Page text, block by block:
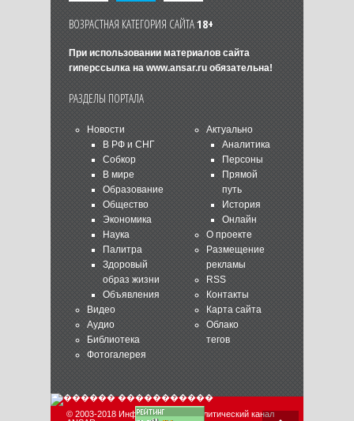
ВОЗРАСТНАЯ КАТЕГОРИЯ САЙТА18+
При использовании материалов сайта
гиперссылка на www.ansar.ruобязательна!
РАЗДЕЛЫ ПОРТАЛА
Новости
В РФ и СНГ
Собкор
В мире
Образование
Общество
Экономика
Наука
Палитра
Здоровый
образ жизни
Объявления
Видео
Аудио
Библиотека
Фотогалерея
Актуально
Аналитика
Персоны
Прямой
путь
История
Онлайн
О проекте
Размещение
рекламы
RSS
Контакты
Карта сайта
Облако
тегов
© 2003-2018 Информационно-аналитический канал